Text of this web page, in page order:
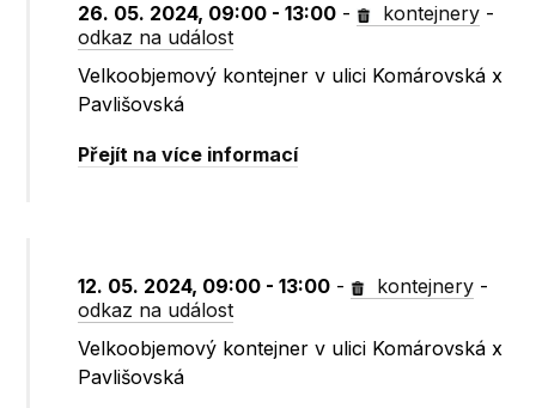
26. 05. 2024, 09:00 - 13:00 - kontejnery -
odkaz na událost
Velkoobjemový kontejner v ulici Komárovská x
Pavlišovská
Přejít na více informací
12. 05. 2024, 09:00 - 13:00 - kontejnery -
odkaz na událost
Velkoobjemový kontejner v ulici Komárovská x
Pavlišovská